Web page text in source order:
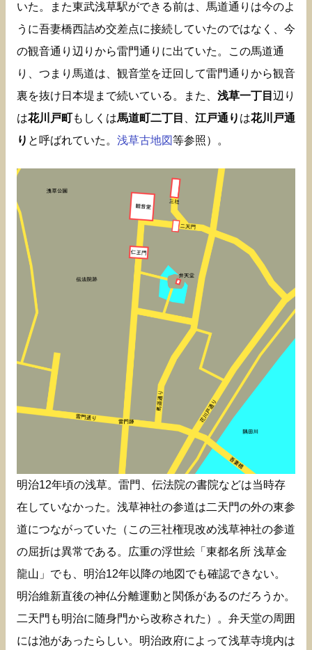
いた。また東武浅草駅ができる前は、馬道通りは今のよ
うに吾妻橋西詰め交差点に接続していたのではなく、今
の観音通り辺りから雷門通りに出ていた。この馬道通
り、つまり馬道は、観音堂を迂回して雷門通りから観音
裏を抜け日本堤まで続いている。また、 浅草一丁目 辺り
は花川戸町もしくは馬道町二丁目 江戸通り は花川戸通
り と呼ばれていた。 浅草古地図等参照）。
明治12年頃の浅草。雷門、伝法院の書院などは当時存
在していなかった。浅草神社の参道は二天門の外の東参
道につながっていた（この三社権現改め浅草神社の参道
の屈折は異常である。広重の浮世絵「東都名所 浅草金
龍山」でも、明治12年以降の地図でも確認できない。
明治維新直後の神仏分離運動と関係があるのだろうか。
二天門も明治に随身門から改称された）。弁天堂の周囲
には池があったらしい。明治政府によって浅草寺境内は